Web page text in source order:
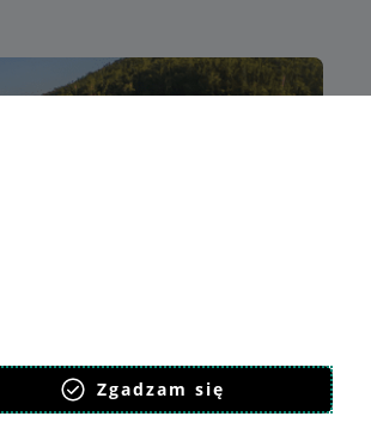
Zgadzam się